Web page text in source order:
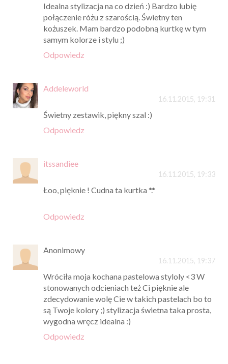
Idealna stylizacja na co dzień :) Bardzo lubię
połączenie różu z szarością. Świetny ten
kożuszek. Mam bardzo podobną kurtkę w tym
samym kolorze i stylu ;)
Odpowiedz
Addeleworld
16.11.2015, 19:31
Świetny zestawik, piękny szal :)
Odpowiedz
itssandiee
16.11.2015, 19:33
Łoo, pięknie ! Cudna ta kurtka *.*
Odpowiedz
Anonimowy
16.11.2015, 19:37
Wróciła moja kochana pastelowa styloly <3 W
stonowanych odcieniach też Ci pięknie ale
zdecydowanie wolę Cie w takich pastelach bo to
są Twoje kolory ;) stylizacja świetna taka prosta,
wygodna wręcz idealna :)
Odpowiedz